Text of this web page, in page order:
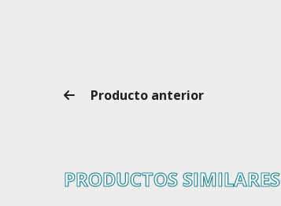
Producto anterior
PRODUCTOS SIMILARES